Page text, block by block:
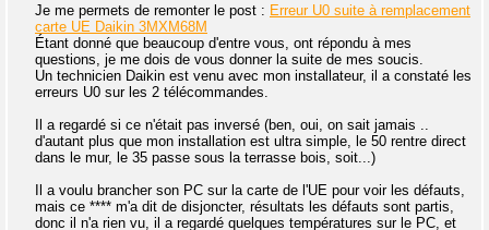
Je me permets de remonter le post : Erreur U0 suite à remplacement
carte UE Daikin 3MXM68M
Étant donné que beaucoup d'entre vous, ont répondu à mes
questions, je me dois de vous donner la suite de mes soucis.
Un technicien Daikin est venu avec mon installateur, il a constaté les
erreurs U0 sur les 2 télécommandes.
Il a regardé si ce n'était pas inversé (ben, oui, on sait jamais ..
d'autant plus que mon installation est ultra simple, le 50 rentre direct
dans le mur, le 35 passe sous la terrasse bois, soit...)
Il a voulu brancher son PC sur la carte de l'UE pour voir les défauts,
mais ce **** m'a dit de disjoncter, résultats les défauts sont partis,
donc il n'a rien vu, il a regardé quelques températures sur le PC, et